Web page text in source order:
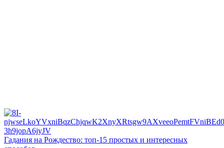
Гадания на Рождество: топ-15 простых и интересных